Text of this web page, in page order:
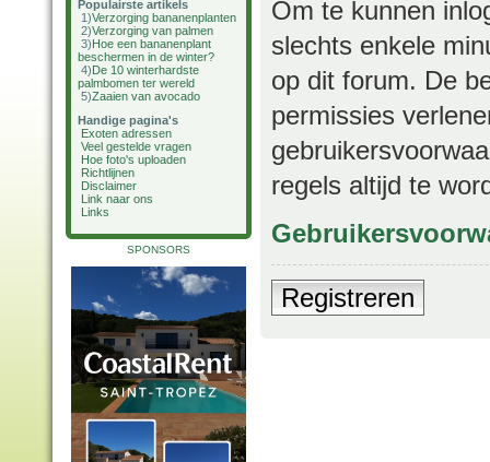
Populairste artikels
1)Verzorging bananenplanten
2)Verzorging van palmen
3)Hoe een bananenplant
beschermen in de winter?
4)De 10 winterhardste
palmbomen ter wereld
5)Zaaien van avocado
Handige pagina's
Exoten adressen
Veel gestelde vragen
Hoe foto's uploaden
Richtlijnen
Disclaimer
Link naar ons
Links
SPONSORS
Om te kunnen
slechts enkele
op dit forum. De
permissies
regels altijd te
Registreren